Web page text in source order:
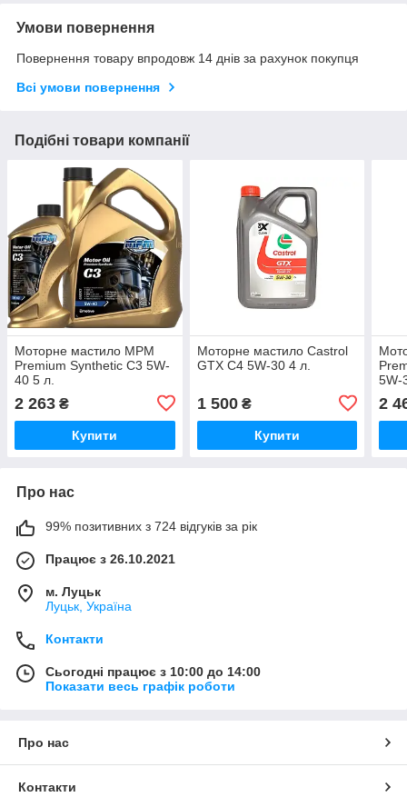
Умови повернення
Повернення товару впродовж 14 днів за рахунок покупця
Всі умови повернення
Подібні товари компанії
Моторне мастило MPM
Premium Synthetic C3 5W-
40 5 л.
2 263 ₴
Купити
Моторне мастило Castrol
GTX C4 5W-30 4 л.
1 500₴
Купити
5W-
2
Про нас
99% позитивних з 724 відгуків за рік
Працює з 26.10.2021
м. Луцьк
Луцьк, Україна
Контакти
Сьогодні працює з 10:00 до 14:00
Показати весь графік роботи
Про нас
Контакти